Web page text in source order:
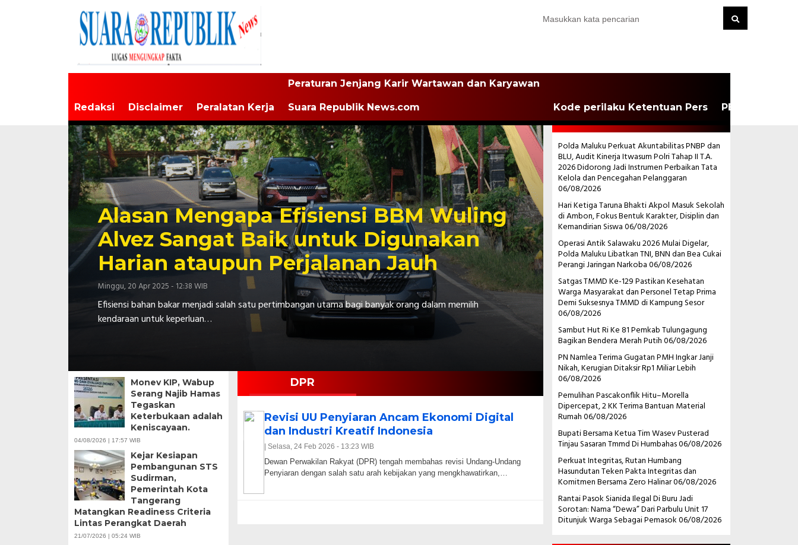
Redaksi Disclaimer Peralatan Kerja
Peraturan Jenjang Karir Wartawan dan Karyawan
Suara Republik News.com Kode perilaku Ketentuan Pers PEDOMAN
Alasan Mengapa Efisiensi BBM Wuling
Alvez Sangat Baik untuk Digunakan
Harian ataupun Perjalanan Jauh
Minggu, 20 Apr 2025 - 12:38 WIB
Efisiensi bahan bakar menjadi salah satu pertimbangan utama bagi banyak orang dalam memilih
kendaraan untuk keperluan…
Monev KIP, Wabup
Serang Najib Hamas
Tegaskan
Keterbukaan adalah
Keniscayaan.
04/08/2026 | 17:57 WIB
Kejar Kesiapan
Pembangunan STS
Sudirman,
Pemerintah Kota
Tangerang
Matangkan Readiness Criteria
Lintas Perangkat Daerah
21/07/2026 | 05:24 WIB
DPR
Revisi UU Penyiaran Ancam Ekonomi Digital
dan Industri Kreatif Indonesia
Selasa, 24 Feb 2026 - 13:23 WIB
Dewan Perwakilan Rakyat (DPR) tengah membahas revisi Undang-Undang
Penyiaran dengan salah satu arah kebijakan yang mengkhawatirkan,…
POS-POS TERBARU
Polda Maluku Perkuat Akuntabilitas PNBP dan
BLU, Audit Kinerja Itwasum Polri Tahap II T.A.
2026 Didorong Jadi Instrumen Perbaikan Tata
Kelola dan Pencegahan Pelanggaran
06/08/2026
Hari Ketiga Taruna Bhakti Akpol Masuk Sekolah
di Ambon, Fokus Bentuk Karakter, Disiplin dan
Kemandirian Siswa06/08/2026
Operasi Antik Salawaku 2026 Mulai Digelar,
Polda Maluku Libatkan TNI, BNN dan Bea Cukai
Perangi Jaringan Narkoba06/08/2026
Satgas TMMD Ke-129 Pastikan Kesehatan
Warga Masyarakat dan Personel Tetap Prima
Demi Suksesnya TMMD di Kampung Sesor
06/08/2026
Sambut Hut Ri Ke 81 Pemkab Tulungagung
Bagikan Bendera Merah Putih06/08/2026
PN Namlea Terima Gugatan PMH Ingkar Janji
Nikah, Kerugian Ditaksir Rp1 Miliar Lebih
06/08/2026
Pemulihan Pascakonflik Hitu–Morella
Dipercepat, 2 KK Terima Bantuan Material
Rumah06/08/2026
Bupati Bersama Ketua Tim Wasev Pusterad
Tinjau Sasaran Tmmd Di Humbahas06/08/2026
Perkuat Integritas, Rutan Humbang
Hasundutan Teken Pakta Integritas dan
Komitmen Bersama Zero Halinar06/08/2026
Rantai Pasok Sianida Ilegal Di Buru Jadi
Sorotan: Nama “Dewa” Dari Parbulu Unit 17
Ditunjuk Warga Sebagai Pemasok06/08/2026